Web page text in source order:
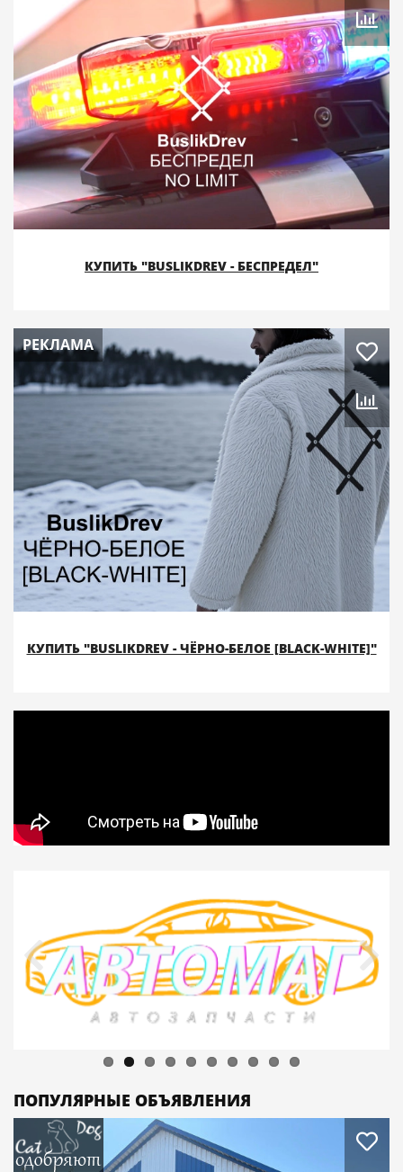
КУПИТЬ "BUSLIKDREV - БЕСПРЕДЕЛ"
РЕКЛАМА
КУПИТЬ "BUSLIKDREV - ЧЁРНО-БЕЛОЕ [BLACK-WHITE]"
ПОПУЛЯРНЫЕ ОБЪЯВЛЕНИЯ